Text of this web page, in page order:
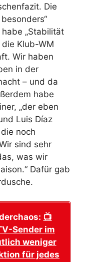
Die
„Stabilität
Klub-WM
Wir haben
in der
– und da
habe
„der eben
Luis Díaz
noch
sind sehr
was wir
Dafür gab
📺
Sender im
weniger
für jedes